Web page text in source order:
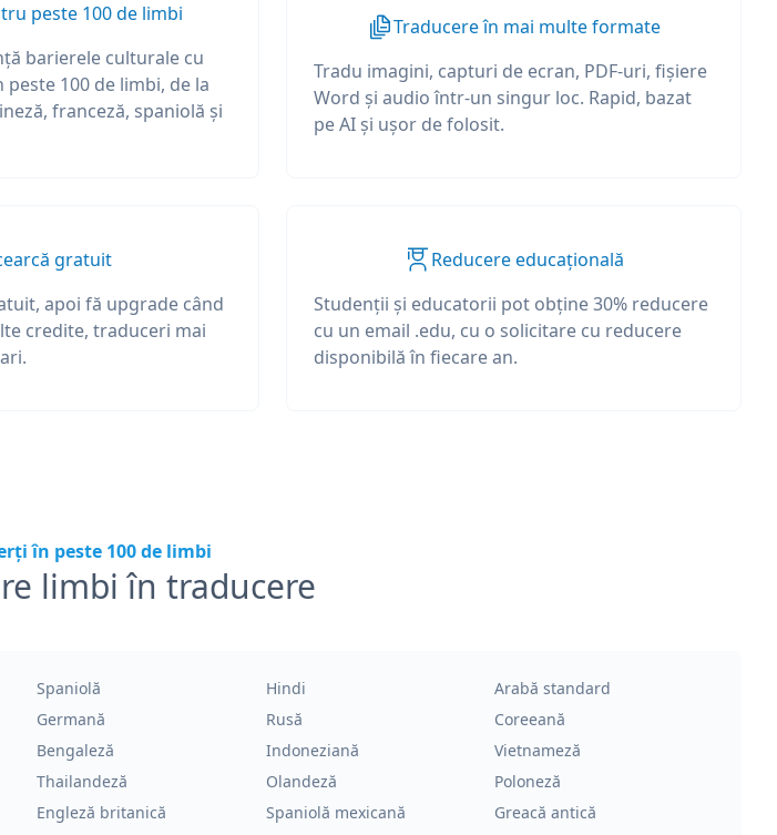
peste 100 de limbi
barierele culturale cu
100 de limbi, de la
franceză, spaniolă și
Traducere în mai multe formate
Tradu imagini, capturi de ecran, PDF-uri, fișiere
Word și audio într-un singur loc. Rapid, bazat
pe AI și ușor de folosit.
gratuit
apoi fă upgrade când
credite, traduceri mai
Reducere educațională
Studenții și educatorii pot obține 30% reducere
cu un email .edu, cu o solicitare cu reducere
disponibilă în fiecare an.
în peste 100 de limbi
limbi în traducere
Spaniolă Hindi
Arabă standard
Germană Rusă
Coreeană
Bengaleză Indoneziană
Vietnameză
Thailandeză Olandeză
Poloneză
Engleză britanică Spaniolă mexicană
Greacă antică